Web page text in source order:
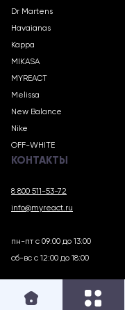
Dr Martens
Havaianas
Kappa
MIKASA
MYREACT
Melissa
New Balance
Nike
OFF-WHITE
КОНТАКТЫ
8 800 511-53-72
info@myreact.ru
пн-пт с 09:00 до 13:00
сб-вс с 12:00 до 18:00